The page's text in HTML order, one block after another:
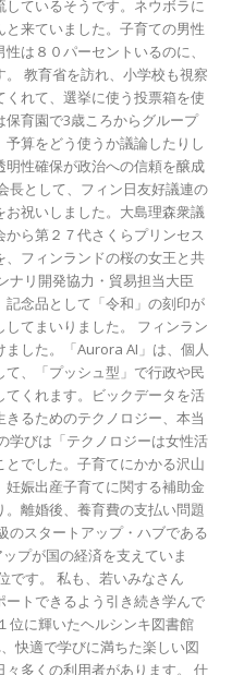
ているそうです。ネウボラに
来ていました。子育ての男性
は８０パーセントいるのに、
教育省を訪れ、小学校も視察
れて、選挙に使う投票箱を使
育園で3歳ころからグループ
算をどう使うか議論したりし
性確保が政治への信頼を醸成
長として、フィン日友好議連の
祝いしました。大島理森衆議
ら第２７代さくらプリンセス
フィンランドの桜の女王と共
ナリ開発協力・貿易担当大臣
記念品として「令和」の刻印が
てまいりました。 フィンラン
ました。「Aurora AI」は、個人
、「プッシュ型」で行政や民
くれます。ビックデータを活
るためのテクノロジー、本当
学びは「テクノロジーは女性活
でした。子育てにかかる沢山
娠出産子育てに関する補助金
離婚後、養育費の支払い問題
のスタートアップ・ハブである
プが国の経済を支えていま
です。 私も、若いみなさん
トできるよう引き続き学んで
位に輝いたヘルシンキ図書館
快適で学びに満ちた楽しい図
多くの利用者があります。 仕